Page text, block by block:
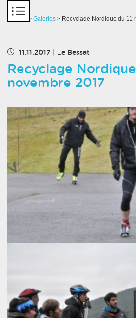
> Galeries > Recyclage Nordique du 11
11.11.2017 Le Bessat
Recyclage Nordique
novembre 2017
Chargement des images en cours...